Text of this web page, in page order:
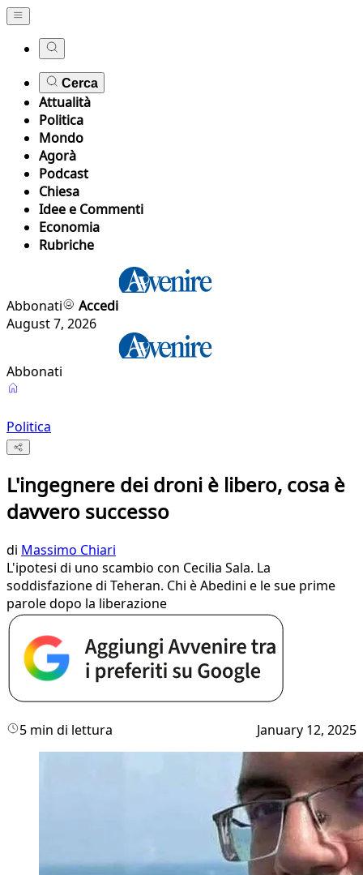
Cerca
Attualità
Politica
Mondo
Agorà
Podcast
Chiesa
Idee e Commenti
Economia
Rubriche
Abbonati
Accedi
August 7, 2026
Abbonati
Politica
L'ingegnere dei droni è libero, cosa è
davvero successo
di Massimo Chiari
L'ipotesi di uno scambio con Cecilia Sala. La
soddisfazione di Teheran. Chi è Abedini e le sue prime
parole dopo la liberazione
5 min di lettura January 12, 2025